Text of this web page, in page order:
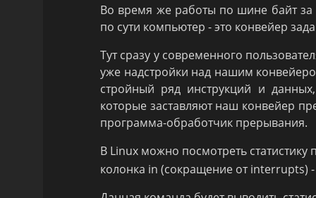
Во время же работы по шине байт за
по сути компьютер - это конвейер
Тут сразу у современного
уже надстройки над нашим
стройный ряд инструкций и
которые заставляют наш конвейер
программа-обработчик прерывания.
В Linux можно посмотреть
колонка in (сокращение от interrupts)